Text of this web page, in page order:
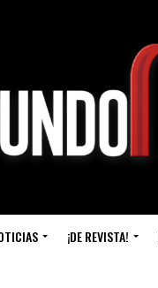
¡DE REVISTA!